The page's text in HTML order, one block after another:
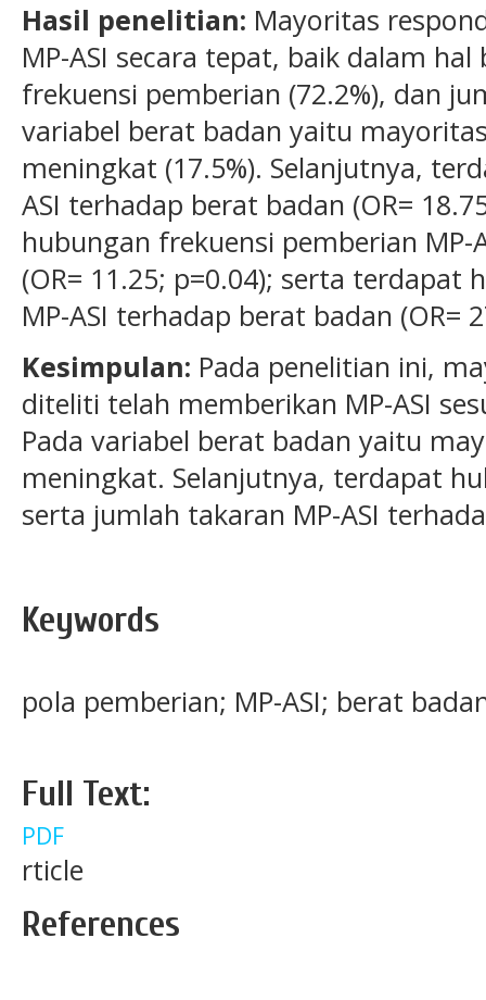
Hasil penelitian: Mayoritas
MP-ASI secara tepat, baik dalam hal
frekuensi pemberian (72.2%), dan
variabel berat badan yaitu
meningkat (17.5%). Selanjutnya,
ASI terhadap berat badan (OR=
hubungan frekuensi pemberian
(OR= 11.25; p=0.04); serta
MP-ASI terhadap berat badan (OR=
Kesimpulan: Pada penelitian ini,
diteliti telah memberikan MP-ASI
Pada variabel berat badan yaitu
meningkat. Selanjutnya, terdapat
serta jumlah takaran MP-ASI
Keywords
pola pemberian; MP-ASI; berat
Full Text:
PDF
rticle
References